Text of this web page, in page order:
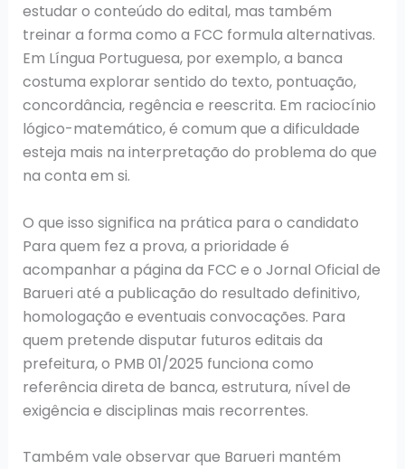
estudar o conteúdo do edital, mas também
treinar a forma como a FCC formula alternativas.
Em Língua Portuguesa, por exemplo, a banca
costuma explorar sentido do texto, pontuação,
concordância, regência e reescrita. Em raciocínio
lógico-matemático, é comum que a dificuldade
esteja mais na interpretação do problema do que
na conta em si.
O que isso significa na prática para o candidato
Para quem fez a prova, a prioridade é
acompanhar a página da FCC e o Jornal Oficial de
Barueri até a publicação do resultado definitivo,
homologação e eventuais convocações. Para
quem pretende disputar futuros editais da
prefeitura, o PMB 01/2025 funciona como
referência direta de banca, estrutura, nível de
exigência e disciplinas mais recorrentes.
Também vale observar que Barueri mantém